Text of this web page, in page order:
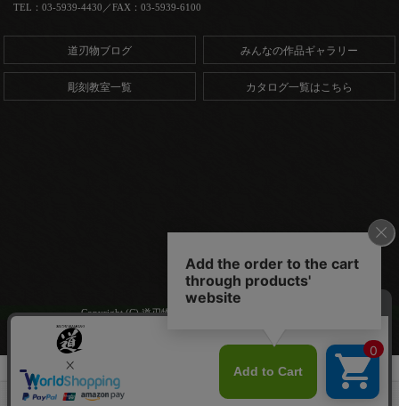
TEL：03-5939-4430／FAX：03-5939-6100
道刃物ブログ みんなの作品ギャラリー
彫刻教室一覧 カタログ一覧はこちら
Copyright (C) 道刃物工業株式会社. All Rights Reserved.
HOME 商品一覧 豆皿用シナ材 丸型 3枚入